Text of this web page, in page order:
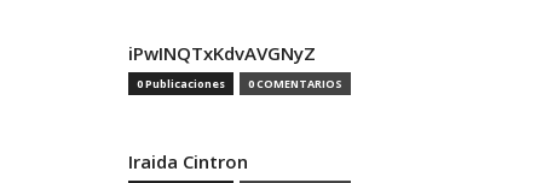
iPwINQTxKdvAVGNyZ
0 Publicaciones 0 COMENTARIOS
Iraida Cintron